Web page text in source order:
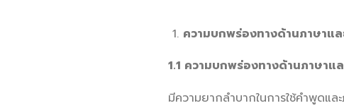
ความบกพร่องทางด้านภาษาแ
1.1 ความบกพร่องทางด้านภาษาแ
มีความยากลำบากในการใช้คำพูดแล